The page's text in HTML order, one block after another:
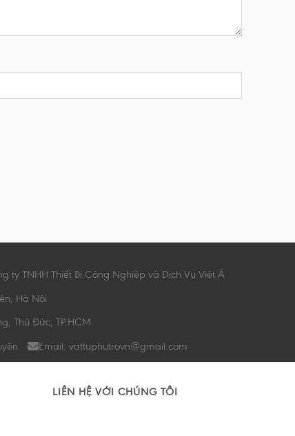
ty TNHH Thiết Bị Công Nghiệp và Dịch Vụ Việt Á
Hà Nội
Thủ Đức, TP.HCM
Email: vattuphutrovn@gmail.com
LIÊN HỆ VỚI CHÚNG TÔI